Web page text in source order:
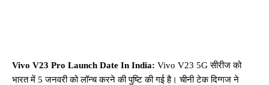
Vivo V23 Pro Launch Date In India: Vivo V23 5G सीरीज को
भारत में 5 जनवरी को लॉन्च करने की पुष्टि की गई है। चीनी टेक दिग्गज ने